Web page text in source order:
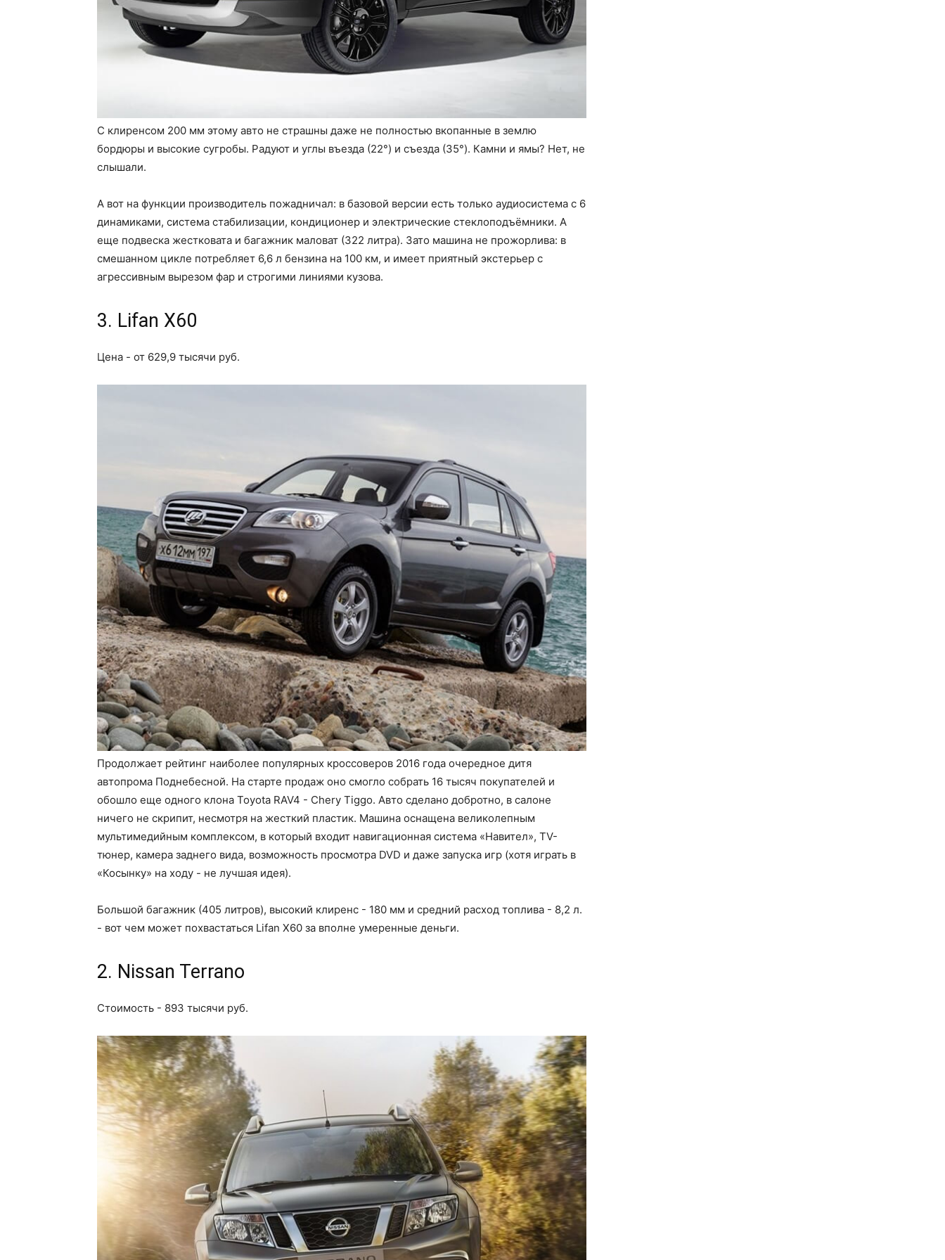
С клиренсом 200 мм этому авто не страшны даже не полностью вкопанные в землю
бордюры и высокие сугробы. Радуют и углы въезда (22°) и съезда (35°). Камни и ямы? Нет, не
слышали.
А вот на функции производитель пожадничал: в базовой версии есть только аудиосистема с 6
динамиками, система стабилизации, кондиционер и электрические стеклоподъёмники. А
еще подвеска жестковата и багажник маловат (322 литра). Зато машина не прожорлива: в
смешанном цикле потребляет 6,6 л бензина на 100 км, и имеет приятный экстерьер с
агрессивным вырезом фар и строгими линиями кузова.
3. Lifan X60
Цена - от 629,9 тысячи руб.
Продолжает рейтинг наиболее популярных кроссоверов 2016 года очередное дитя
автопрома Поднебесной. На старте продаж оно смогло собрать 16 тысяч покупателей и
обошло еще одного клона Toyota RAV4 - Chery Tiggo. Авто сделано добротно, в салоне
ничего не скрипит, несмотря на жесткий пластик. Машина оснащена великолепным
мультимедийным комплексом, в который входит навигационная система «Навител», TV-
тюнер, камера заднего вида, возможность просмотра DVD и даже запуска игр (хотя играть в
«Косынку» на ходу - не лучшая идея).
Большой багажник (405 литров), высокий клиренс - 180 мм и средний расход топлива - 8,2 л.
- вот чем может похвастаться Lifan X60 за вполне умеренные деньги.
2. Nissan Terrano
Стоимость - 893 тысячи руб.